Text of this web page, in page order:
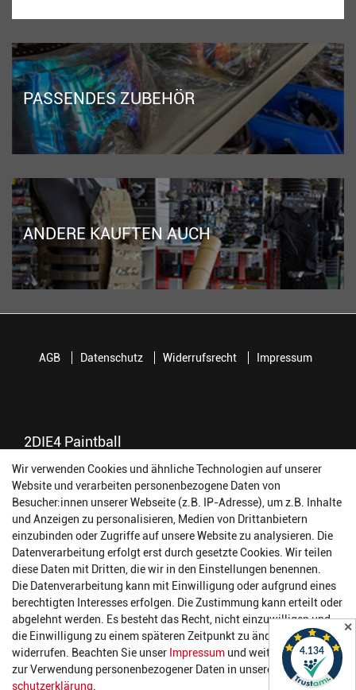
PASSENDES ZUBEHÖR
ANDERE KAUFTEN AUCH
2DIE4 Paintball
56457 Westerburg
Reinhold-Ferger-Straße 26
order@2die4-sports.com
0 26 63/ 9 68 69 37
Öffnungszeiten
14:00 - 17:00 Uhr
Dienstag:
14:00 - 17:00 Uhr
Mittwoch:
14:00 - 17:00 Uhr
Donnerstag:
14:00 - 17:00 Uhr
14:00 - 19:00 Uhr
10:00 - 17:00 Uhr
AGB Datenschutz Widerrufsrecht Impressum
Wir verwenden Cookies und ähnliche Technologien auf unserer
Website und verarbeiten personenbezogene Daten von
Besucher:innen unserer Webseite (z.B. IP-Adresse), um z.B. Inhalte
und Anzeigen zu personalisieren, Medien von Drittanbietern
einzubinden oder Zugriffe auf unsere Website zu analysieren. Die
Datenverarbeitung erfolgt erst durch gesetzte Cookies. Wir teilen
diese Daten mit Dritten, die wir in den Einstellungen benennen.
Die Datenverarbeitung kann mit Einwilligung oder aufgrund eines
berechtigten Interesses erfolgen. Die Zustimmung kann erteilt oder
abgelehnt werden. Es besteht das Recht, nicht einzuwilligen und
die Einwilligung zu einem späteren Zeitpunkt zu ändern oder zu
widerrufen. Beachten Sie unser Impressum und weitere Hinweise
zur Verwendung personenbezogener Daten in unserer
Daten­
schutz­erklärung
✕